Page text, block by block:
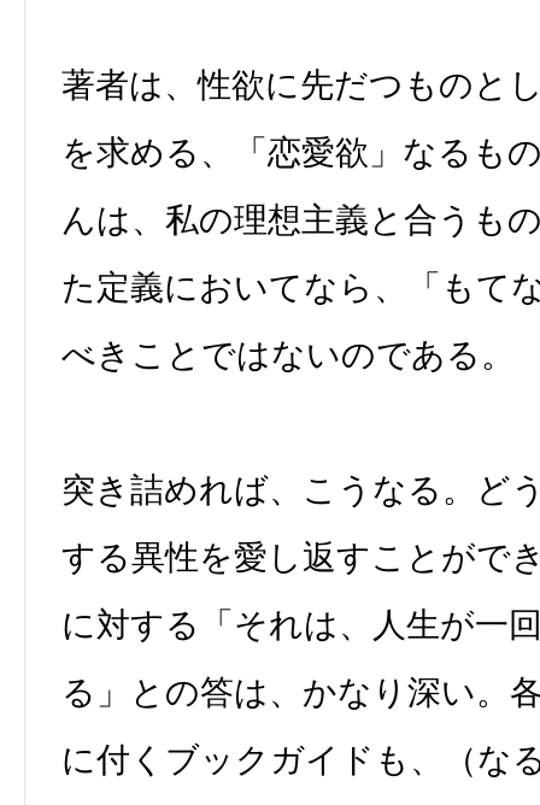
著者は、性欲に先だつものと
を求める、「恋愛欲」なるも
んは、私の理想主義と合うも
た定義においてなら、「もて
べきことではないのである。
突き詰めれば、こうなる。ど
する異性を愛し返すことがで
に対する「それは、人生が一
る」との答は、かなり深い。
に付くブックガイドも、（な